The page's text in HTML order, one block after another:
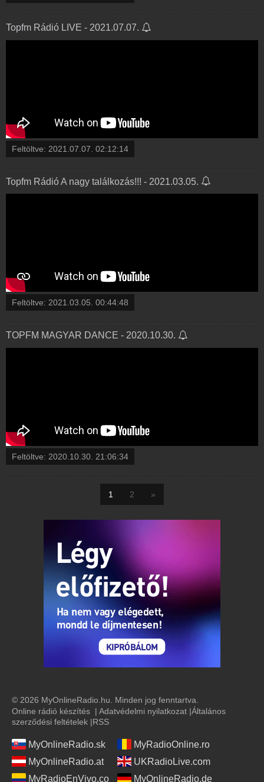
Topfm Rádió LIVE - 2021.07.07.
Feltöltve: 2021.07.07. 02:12:14
Topfm Rádió A nagy találkozás!!! - 2021.03.05.
Feltöltve: 2021.03.05. 00:44:48
TOPFM MAGYAR DANCE - 2020.10.30.
Feltöltve: 2020.10.30. 21:06:34
1 2 »
© 2026 MyOnlineRadio.hu. Minden jog fenntartva.
Online rádió készítés | Adatvédelmi nyilatkozat |Általános
szerződési feltételek |RSS
MyOnlineRadio.sk
MyRadioOnline.ro
MyOnlineRadio.at
UKRadioLive.com
MyRadioEnVivo.co
MyOnlineRadio.de